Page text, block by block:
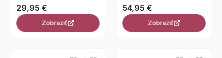
29,95 €
Zobraziť
54,95 €
Zobraziť